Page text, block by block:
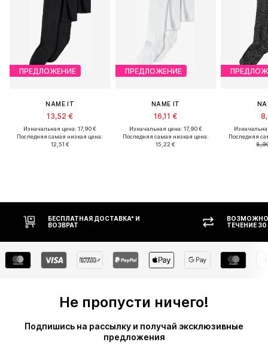
ПРЕДЛОЖЕНИЕ
NAME IT
13,52 €
Изначальная цена: 17,90 €
Последняя самая низкая цена:
12,51 €
ПРЕДЛОЖЕНИЕ
NAME IT
16,11 €
Изначальная цена: 17,90 €
Последняя самая низкая цена:
15,22 €
Последняя
ВОЗМОЖНОСТЬ ВОЗВРАТА В
Не пропусти ничего!
Подпишись на рассылку и получай эксклюзивные
предложения